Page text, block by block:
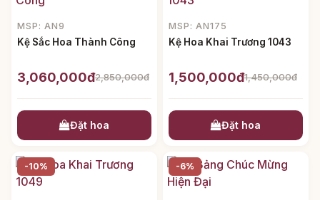
MSP: AN9
Kệ Sắc Hoa Thành Công
3,060,000đ2,850,000đ
Đặt hoa
MSP: AN175
Kệ Hoa Khai Trương 1043
1,500,000đ1,450,000đ
Đặt hoa
-10% -6%